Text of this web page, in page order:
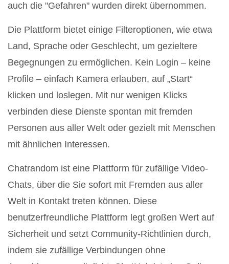
auch die "Gefahren" wurden direkt übernommen.
Die Plattform bietet einige Filteroptionen, wie etwa
Land, Sprache oder Geschlecht, um gezieltere
Begegnungen zu ermöglichen. Kein Login – keine
Profile – einfach Kamera erlauben, auf „Start“
klicken und loslegen. Mit nur wenigen Klicks
verbinden diese Dienste spontan mit fremden
Personen aus aller Welt oder gezielt mit Menschen
mit ähnlichen Interessen.
Chatrandom ist eine Plattform für zufällige Video-
Chats, über die Sie sofort mit Fremden aus aller
Welt in Kontakt treten können. Diese
benutzerfreundliche Plattform legt großen Wert auf
Sicherheit und setzt Community-Richtlinien durch,
indem sie zufällige Verbindungen ohne